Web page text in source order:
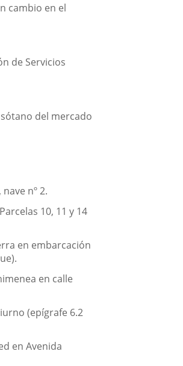
cambio en el
de Servicios
del mercado
nº 2.
10, 11 y 14
en embarcación
en calle
(epígrafe 6.2
en Avenida